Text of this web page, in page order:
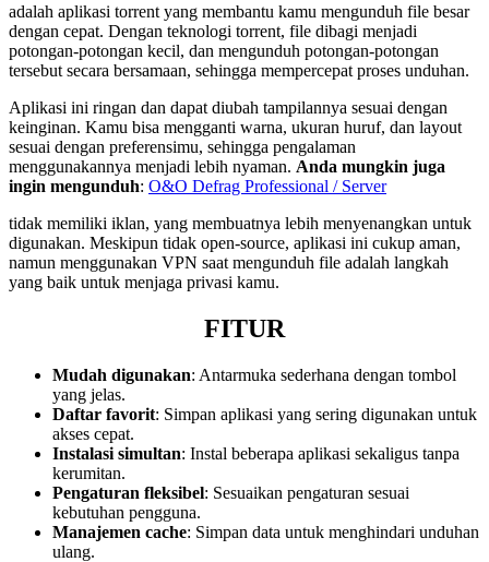
adalah aplikasi torrent yang membantu kamu mengunduh file besar
dengan cepat. Dengan teknologi torrent, file dibagi menjadi
potongan-potongan kecil, dan mengunduh potongan-potongan
tersebut secara bersamaan, sehingga mempercepat proses unduhan.
Aplikasi ini ringan dan dapat diubah tampilannya sesuai dengan
keinginan. Kamu bisa mengganti warna, ukuran huruf, dan layout
sesuai dengan preferensimu, sehingga pengalaman
menggunakannya menjadi lebih nyaman. Anda mungkin juga
ingin mengunduh: O&O Defrag Professional / Server
tidak memiliki iklan, yang membuatnya lebih menyenangkan untuk
digunakan. Meskipun tidak open-source, aplikasi ini cukup aman,
namun menggunakan VPN saat mengunduh file adalah langkah
yang baik untuk menjaga privasi kamu.
FITUR
Mudah digunakan: Antarmuka sederhana dengan tombol
yang jelas.
Daftar favorit: Simpan aplikasi yang sering digunakan untuk
akses cepat.
Instalasi simultan: Instal beberapa aplikasi sekaligus tanpa
kerumitan.
Pengaturan fleksibel: Sesuaikan pengaturan sesuai
kebutuhan pengguna.
Manajemen cache: Simpan data untuk menghindari unduhan
ulang.